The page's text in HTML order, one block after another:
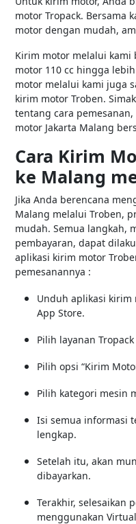
motor Tropack. Bersama
motor dengan mudah,
Kirim motor melalui kami
motor 110 cc hingga
motor melalui kami juga
kirim motor Troben.
tentang cara
motor Jakarta Malang
Cara Kirim
ke Malang
Jika Anda berencana
Malang melalui Troben,
mudah. Semua langkah,
pembayaran, dapat
aplikasi kirim motor
pemesanannya :
Unduh aplikasi kirim
App Store.
Pilih layanan
Pilih opsi “Kirim
Pilih kategori mesin
Isi semua informasi
lengkap.
Setelah itu, akan
dibayarkan.
Terakhir, selesaikan
menggunakan